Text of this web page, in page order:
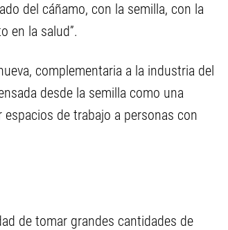
del cáñamo, con la semilla, con la
en la salud”.
complementaria a la industria del
desde la semilla como una
de trabajo a personas con
de tomar grandes cantidades de